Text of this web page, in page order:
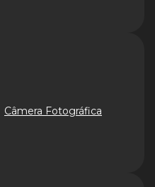
Câmera Fotográfica